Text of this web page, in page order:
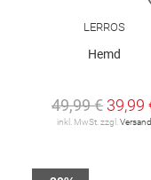
LERROS
Hemd
49,99 € 39,99
inkl. MwSt. zzgl. Versand